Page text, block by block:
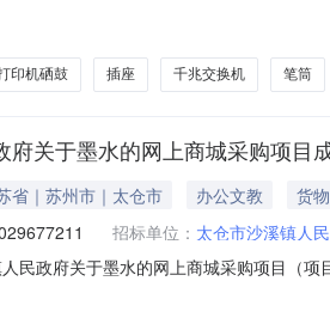
:清溪路2号三、成交信息交易方式:议价
印机硒鼓 插座 千兆交换机 笔筒
府关于墨水的网上商城采购项目
省｜苏州市｜太仓市 办公文教
货物
招标单位： 太仓市沙溪镇人
民政府关于墨水的网上商城采购项目（
苏州市太仓市报价起止时间:-二、采购单